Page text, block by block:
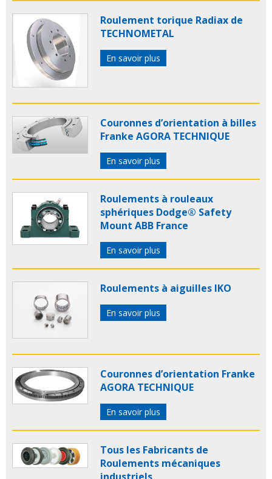
Roulement torique Radiax de
TECHNOMETAL
En savoir plus
Couronnes d’orientation à billes
Franke AGORA TECHNIQUE
En savoir plus
Roulements à rouleaux
sphériques Dodge® Safety
Mount ABB France
En savoir plus
Roulements à aiguilles IKO
En savoir plus
Couronnes d’orientation Franke
AGORA TECHNIQUE
En savoir plus
Tous les Fabricants de
Roulements mécaniques